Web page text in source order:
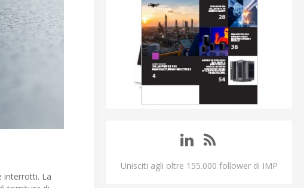
interrotti. La
Unisciti agli oltre 155.000 follower di IMP